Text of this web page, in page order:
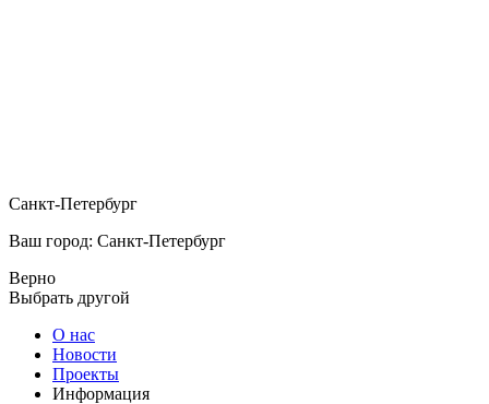
Санкт-Петербург
Ваш город: Санкт-Петербург
Верно
Выбрать другой
О нас
Новости
Проекты
Информация